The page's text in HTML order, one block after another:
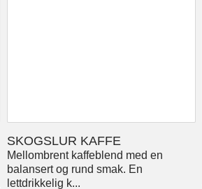
SKOGSLUR KAFFE
Mellombrent kaffeblend med en
balansert og rund smak. En
lettdrikkelig k...